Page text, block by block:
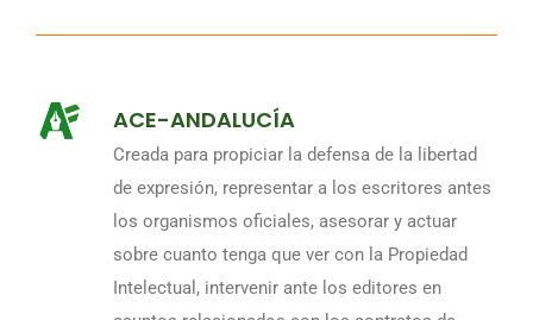
ACE-ANDALUCÍA
Creada para propiciar la defensa de la libertad
de expresión, representar a los escritores antes
los organismos oficiales, asesorar y actuar
sobre cuanto tenga que ver con la Propiedad
Intelectual, intervenir ante los editores en